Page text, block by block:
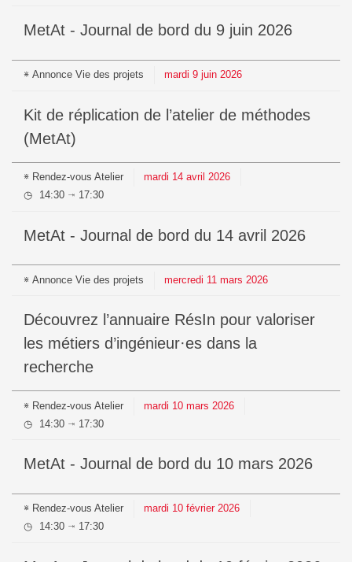
MetAt - Journal de bord du 9 juin 2026
Annonce Vie des projets mardi 9 juin 2026
Kit de réplication de l’atelier de méthodes
(MetAt)
Rendez-vous Atelier mardi 14 avril 2026
14:30 ⇥ 17:30
MetAt - Journal de bord du 14 avril 2026
Annonce Vie des projets mercredi 11 mars 2026
Découvrez l’annuaire RésIn pour valoriser
les métiers d’ingénieur·es dans la
recherche
Rendez-vous Atelier mardi 10 mars 2026
14:30 ⇥ 17:30
MetAt - Journal de bord du 10 mars 2026
Rendez-vous Atelier mardi 10 février 2026
14:30 ⇥ 17:30